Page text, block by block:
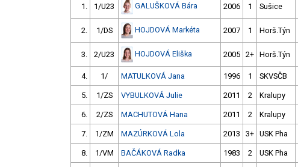
1. 1/U23 GALUŠKOVÁ Bára 2006 1 Sušice
2. 1/DS HOJDOVÁ Markéta 2007 1 Horš.Týn
3. 2/U23 HOJDOVÁ Eliška 2005 2+ Horš.Týn
4. 1/ MATULKOVÁ Jana 1996 1 SKVSČB
5. 1/ZS VYBULKOVÁ Julie 2011 2 Kralupy
6. 2/ZS MACHUTOVÁ Hana 2011 2 Kralupy
7. 1/ZM MAZÚRKOVÁ Lola 2013 3+ USK Pha
8. 1/VM BAČÁKOVÁ Radka 1983 2 USK Pha